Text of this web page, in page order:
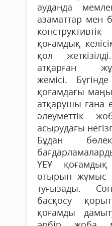
ауданда
азаматтар мен
қоғамдық
қол
атқарған
жемісі.
қоғамдағы
атқарушы ғана
әлеуметтік
асырудағы
Бұдан
ҮЕҰ қоғамдық
отырып жұмыс
туғызады.
басқосу
қоғамды